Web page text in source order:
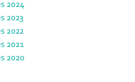
2024
2023
2022
2021
2020